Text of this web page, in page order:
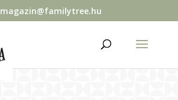
magazin@familytree.hu